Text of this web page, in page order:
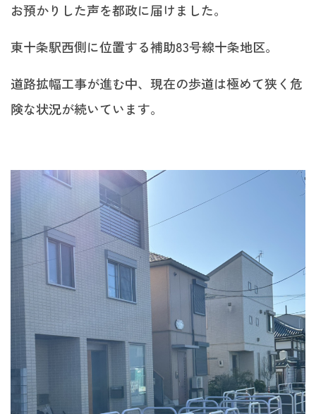
お預かりした声を都政に届けました。
東十条駅西側に位置する補助83号線十条地区。
道路拡幅工事が進む中、現在の歩道は極めて狭く危
険な状況が続いています。